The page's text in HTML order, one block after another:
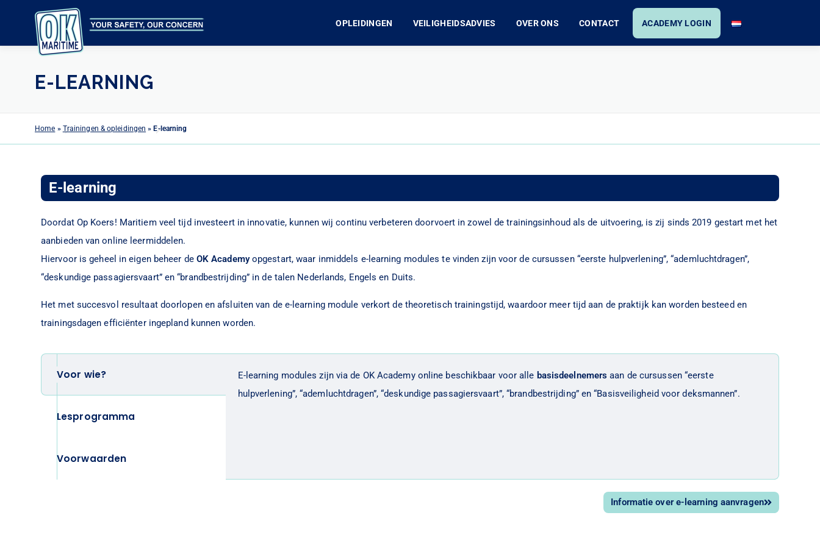
OPLEIDINGEN VEILIGHEIDSADVIES OVER ONS CONTACT ACADEMY LOGIN
E-LEARNING
Home » Trainingen & opleidingen » E-learning
E-learning
Doordat Op Koers! Maritiem veel tijd investeert in innovatie, kunnen wij continu verbeteren doorvoert in zowel de trainingsinhoud als de uitvoering, is zij sinds 2019 gestart met het
aanbieden van online leermiddelen.
Hiervoor is geheel in eigen beheer de OK Academyopgestart, waar inmiddels e-learning modules te vinden zijn voor de cursussen “eerste hulpverlening”, “ademluchtdragen”,
“deskundige passagiersvaart” en “brandbestrijding” in de talen Nederlands, Engels en Duits.
Het met succesvol resultaat doorlopen en afsluiten van de e-learning module verkort de theoretisch trainingstijd, waardoor meer tijd aan de praktijk kan worden besteed en
trainingsdagen efficiënter ingepland kunnen worden.
Voor wie?
Lesprogramma
Voorwaarden
E-learning modules zijn via de OK Academy online beschikbaar voor alle basisdeelnemersaan de cursussen “eerste
hulpverlening”, “ademluchtdragen”, “deskundige passagiersvaart”, “brandbestrijding” en “Basisveiligheid voor deksmannen”.
Informatie over e-learning aanvragen